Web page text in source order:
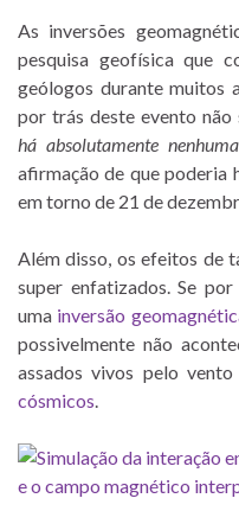
As inversões
pesquisa geofísica que
geólogos durante muitos
por trás deste evento não
há absolutamente
afirmação de que poderia
em torno de 21 de
Além disso, os efeitos de
super enfatizados. Se
uma inversão
possivelmente não
assados vivos pelo
cósmicos